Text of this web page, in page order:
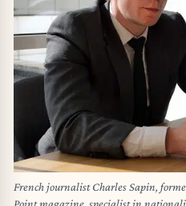
French journalist Charles Sapin,